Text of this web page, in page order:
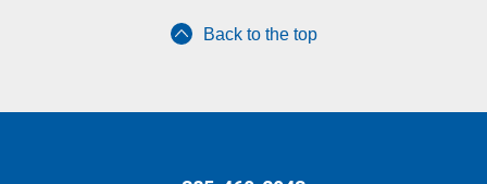
Back to the top